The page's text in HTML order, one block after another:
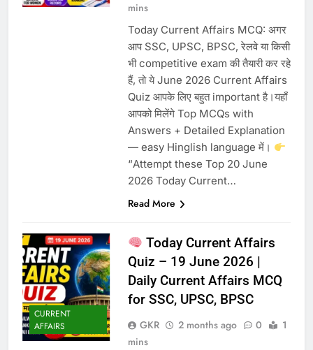
mins
Today Current Affairs MCQ: अगर
आप SSC, UPSC, BPSC, रेलवे या किसी
भी competitive exam की तैयारी कर रहे
हैं, तो ये June 2026 Current Affairs
Quiz आपके लिए बहुत important है।यहाँ
आपको मिलेंगे Top MCQs with
Answers + Detailed Explanation
— easy Hinglish language में।
“Attempt these Top 20 June
2026 Today Current…
Read More
CURRENT
AFFAIRS
Today Current Affairs
Quiz – 19 June 2026 |
Daily Current Affairs MCQ
for SSC, UPSC, BPSC
GKR 2 months ago 0
1
mins